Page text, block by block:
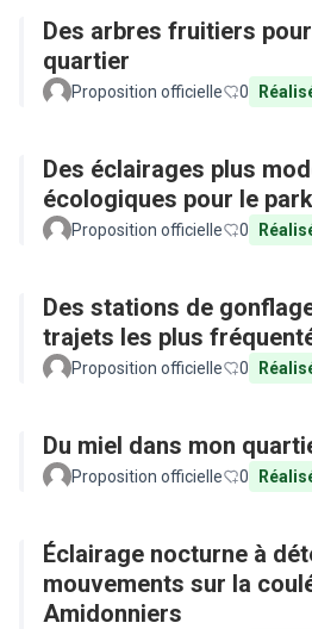
Des arbres fruitiers
quartier
Proposition officielle 0
Des éclairages plus
écologiques pour le
Proposition officielle 0
Des stations de
trajets les plus
Proposition officielle 0
Du miel dans mon
Proposition officielle 0
Éclairage nocturne à
mouvements sur la
Amidonniers